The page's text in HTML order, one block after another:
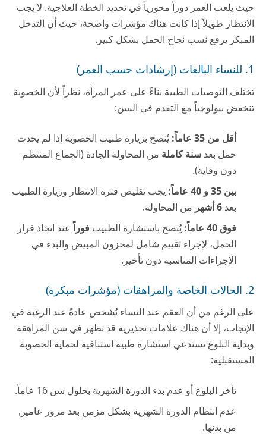
حيث يلعب العمر دوراً محورياً في تحديد الخطة العلاجية. لا يجب
الانتظار طويلاً إذا كانت هناك مؤشرات واضحة، حيث أن التدخل
المبكر يرفع نسب نجاح الحمل بشكل كبير.
1. للنساء البالغات (إرشادات حسب العمر)
تختلف التوصيات الطبية بناءً على عمر المرأة، نظراً لأن الخصوبة
تنخفض بيولوجياً مع التقدم في السن:
أقل من 35 عاماً:
يُنصح بزيارة طبيب الخصوبة إذا لم يحدث
حمل بعد سنة كاملة من المحاولة الجادة (الجماع المنتظم
دون وقاية).
بين 35 و 40 عاماً:
يجب تقليص فترة الانتظار وزيارة الطبيب
بعد 6 أشهر
من المحاولة.
فوق 40 عاماً:
يُنصح باستشارة الطبيب فوراًعند اتخاذ قرار
الحمل، لإجراء تقييم شامل لمخزون المبيض والبدء في
الإجراءات المناسبة دون تأخير.
2. الحالات الخاصة والمراهقات (مؤشرات مبكرة)
على الرغم من أن العقم عند النساء يُشخص عادةً عند الرغبة في
الإنجاب، إلا أن هناك علامات تحذيرية قد تظهر في سن المراهقة
وبداية البلوغ تستدعي استشارة طبية استباقية لحماية الخصوبة
المستقبلية:
تأخر البلوغ أو عدم بدء الدورة الشهرية بحلول سن 16 عاماً.
عدم انتظام الدورة الشهرية بشكل مزمن بعد مرور عامين
من بدئها.